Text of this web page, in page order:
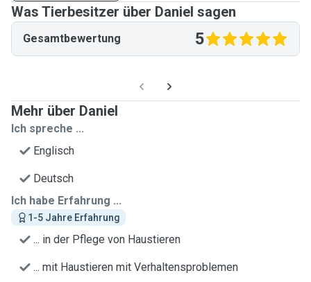
Was Tierbesitzer über Daniel sagen
Gesamtbewertung 5
Mehr über Daniel
Ich spreche ...
Englisch
Deutsch
Ich habe Erfahrung ...
1-5 Jahre Erfahrung
... in der Pflege von Haustieren
... mit Haustieren mit Verhaltensproblemen